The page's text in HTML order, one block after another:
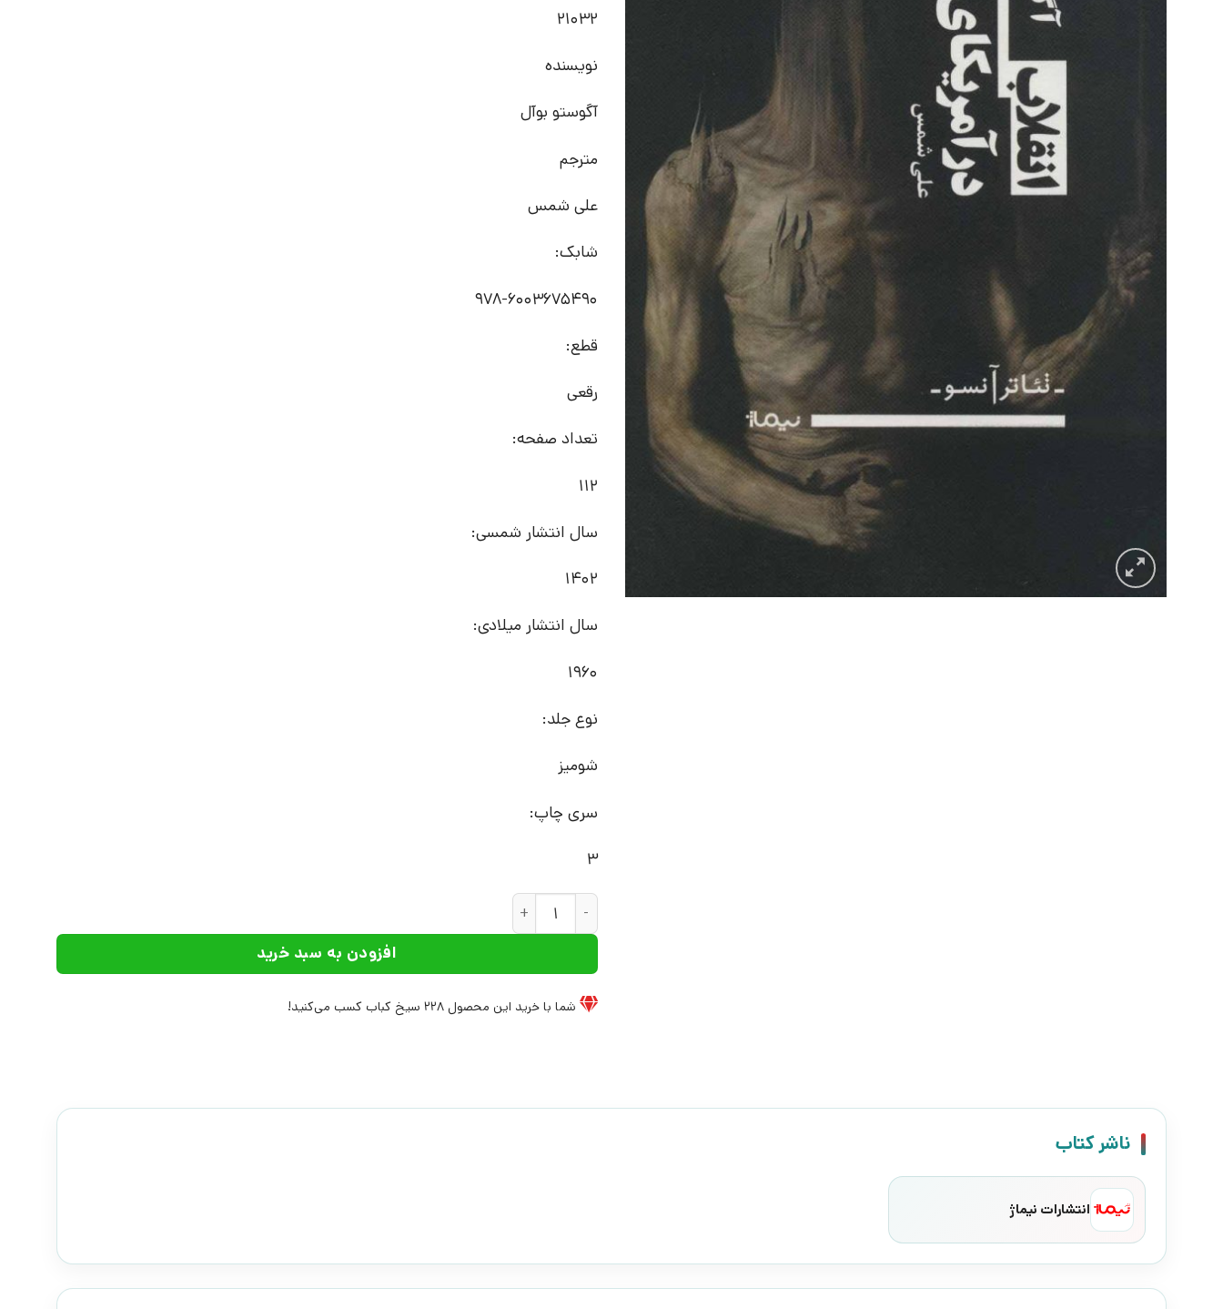
21032
نویسنده
آگوستو بوآل
مترجم
علی شمس
شابک:
978-6003675490
قطع:
رقعی
تعداد صفحه:
112
سال انتشار شمسی:
1402
سال انتشار میلادی:
1960
نوع جلد:
شومیز
سری چاپ:
3
کتاب انقلاب در آمریکای جنوبی | انتشارات نیماژ عدد
افزودن به سبد خرید
شما با خرید این محصول 228 سیخ کباب کسب می‌کنید!
ناشر کتاب
انتشارات نیماژ